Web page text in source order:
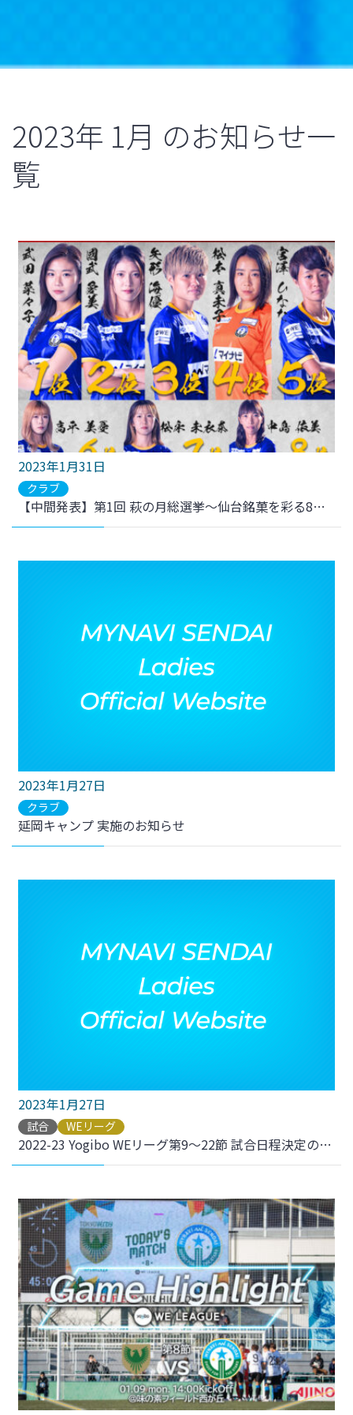
2023年 1月 のお知らせ一
覧
2023年1月31日
クラブ
【中間発表】第1回 萩の月総選挙～仙台銘菓を彩る8名は誰だ！？～
2023年1月27日
クラブ
延岡キャンプ 実施のお知らせ
2023年1月27日
試合 WEリーグ
2022-23 Yogibo WEリーグ第9～22節 試合日程決定のお知らせ